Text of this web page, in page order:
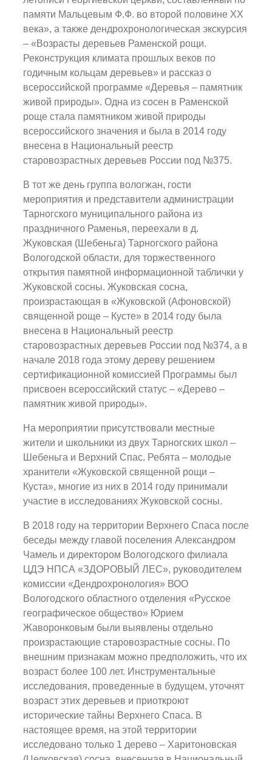
памяти Мальцевым Ф.Ф. во второй половине XX
века», а также дендрохронологическая экскурсия
– «Возрасты деревьев Раменской рощи.
Реконструкция климата прошлых веков по
годичным кольцам деревьев» и рассказ о
всероссийской программе «Деревья – памятник
живой природы». Одна из сосен в Раменской
роще стала памятником живой природы
всероссийского значения и была в 2014 году
внесена в Национальный реестр
старовозрастных деревьев России под №375.
В тот же день группа вологжан, гости
мероприятия и представители администрации
Тарногского муниципального района из
праздничного Раменья, переехали в д.
Жуковская (Шебеньга) Тарногского района
Вологодской области, для торжественного
открытия памятной информационной таблички у
Жуковской сосны. Жуковская сосна,
произрастающая в «Жуковской (Афоновской)
священной роще – Кусте» в 2014 году была
внесена в Национальный реестр
старовозрастных деревьев России под №374, а в
начале 2018 года этому дереву решением
сертификационной комиссией Программы был
присвоен всероссийский статус – «Дерево –
памятник живой природы».
На мероприятии присутствовали местные
жители и школьники из двух Тарногских школ –
Шебеньга и Верхний Спас. Ребята – молодые
хранители «Жуковской священной рощи –
Куста», многие из них в 2014 году принимали
участие в исследованиях Жуковской сосны.
В 2018 году на территории Верхнего Спаса после
беседы между главой поселения Александром
Чамель и директором Вологодского филиала
ЦДЭ НПСА «ЗДОРОВЫЙ ЛЕС», руководителем
комиссии «Дендрохронология» ВОО
Вологодского областного отделения «Русское
географическое общество» Юрием
Жаворонковым были выявлены отдельно
произрастающие старовозрастные сосны. По
внешним признакам можно предположить, что их
возраст более 100 лет. Инструментальные
исследования, проведенные в будущем, уточнят
возраст этих деревьев и приоткроют
исторические тайны Верхнего Спаса. В
настоящее время, на этой территории
исследовано только 1 дерево – Харитоновская